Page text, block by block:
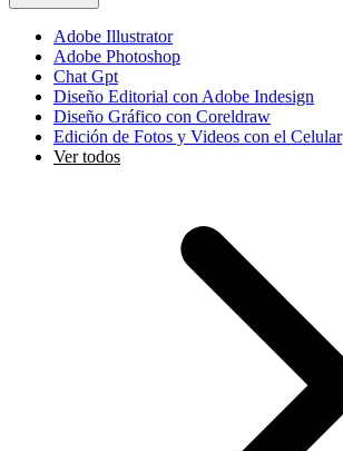
Adobe Illustrator
Adobe Photoshop
Chat Gpt
Diseño Editorial con Adobe Indesign
Diseño Gráfico con Coreldraw
Edición de Fotos y Videos con el Celular
Ver todos